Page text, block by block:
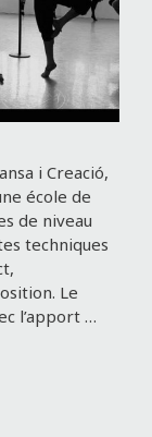
i Creació,
école de
de niveau
techniques
Le
l’apport …